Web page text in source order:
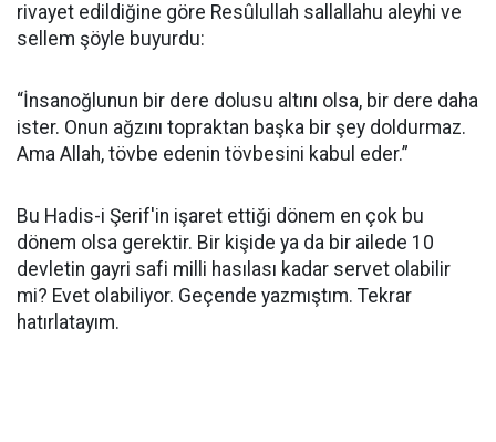
rivayet edildiğine göre Resûlullah sallallahu aleyhi ve
sellem şöyle buyurdu:
“İnsanoğlunun bir dere dolusu altını olsa, bir dere daha
ister. Onun ağzını topraktan başka bir şey doldurmaz.
Ama Allah, tövbe edenin tövbesini kabul eder.”
Bu Hadis-i Şerif'in işaret ettiği dönem en çok bu
dönem olsa gerektir. Bir kişide ya da bir ailede 10
devletin gayri safi milli hasılası kadar servet olabilir
mi? Evet olabiliyor. Geçende yazmıştım. Tekrar
hatırlatayım.